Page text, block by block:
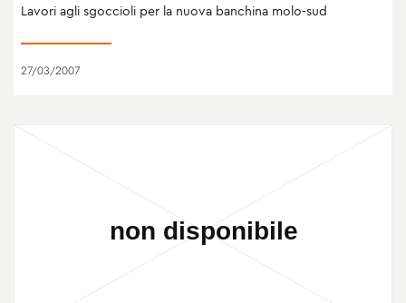
Lavori agli sgoccioli per la nuova banchina molo-sud
27/03/2007